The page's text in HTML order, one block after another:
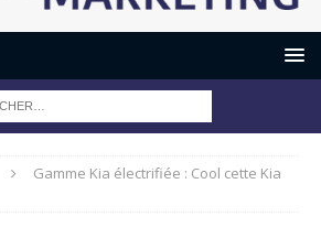
Gamme Kia électrifiée : Cool cette Kia